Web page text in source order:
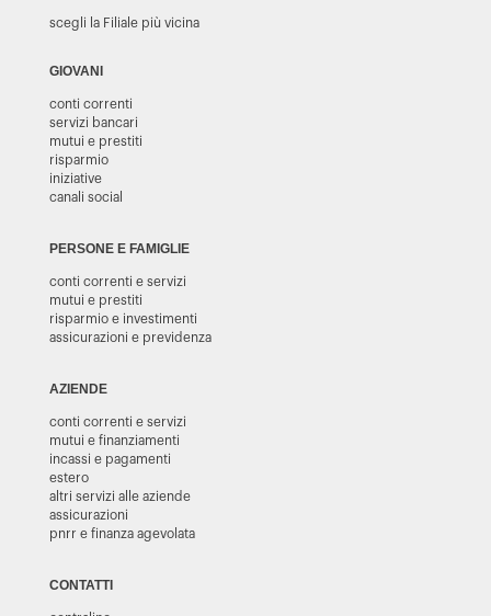
scegli la Filiale più vicina
GIOVANI
conti correnti
servizi bancari
mutui e prestiti
risparmio
iniziative
canali social
PERSONE E FAMIGLIE
conti correnti e servizi
mutui e prestiti
risparmio e investimenti
assicurazioni e previdenza
AZIENDE
conti correnti e servizi
mutui e finanziamenti
incassi e pagamenti
estero
altri servizi alle aziende
assicurazioni
pnrr e finanza agevolata
CONTATTI